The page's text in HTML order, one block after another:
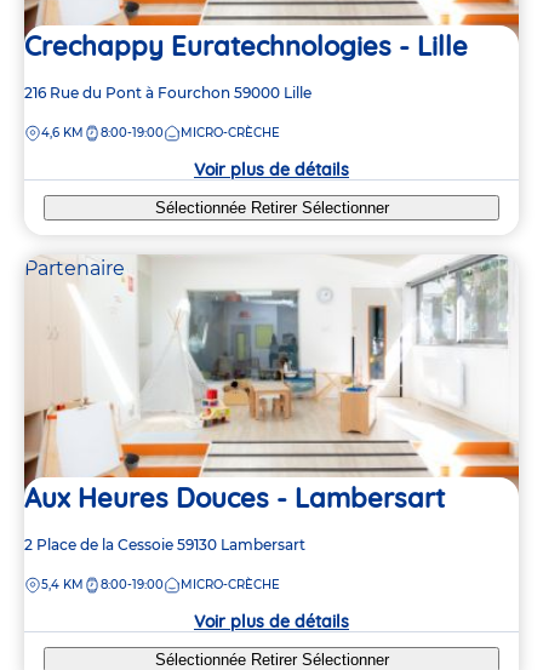
Crechappy Euratechnologies - Lille
Adresse
la
216 Rue du Pont à Fourchon 59000 Lille
DISTANCE
4,6 KM 8:00-19:00 MICRO-CRÈCHE
Voir plus de détails
Sélectionnée Retirer Sélectionner
Partenaire
Aux Heures Douces - Lambersart
Adresse
la
2 Place de la Cessoie 59130 Lambersart
DISTANCE
5,4 KM 8:00-19:00 MICRO-CRÈCHE
Voir plus de détails
Sélectionnée Retirer Sélectionner